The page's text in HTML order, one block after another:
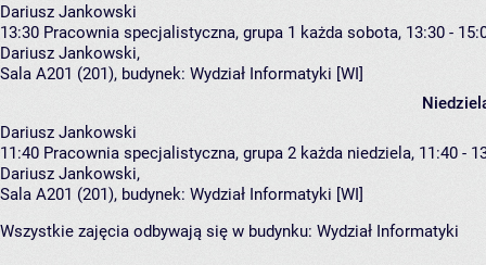
Dariusz Jankowski
13:30 Pracownia specjalistyczna, grupa 1 każda sobota, 13:30 -
Dariusz Jankowski,
Sala A201 (201), budynek: Wydział Informatyki [WI]
Dariusz Jankowski
11:40 Pracownia specjalistyczna, grupa 2 każda niedziela, 11:40 -
Dariusz Jankowski,
Sala A201 (201), budynek: Wydział Informatyki [WI]
Wszystkie zajęcia odbywają się w budynku: Wydział Informatyki